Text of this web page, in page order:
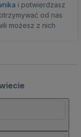
i potwierdzasz
od nas
możesz z nich